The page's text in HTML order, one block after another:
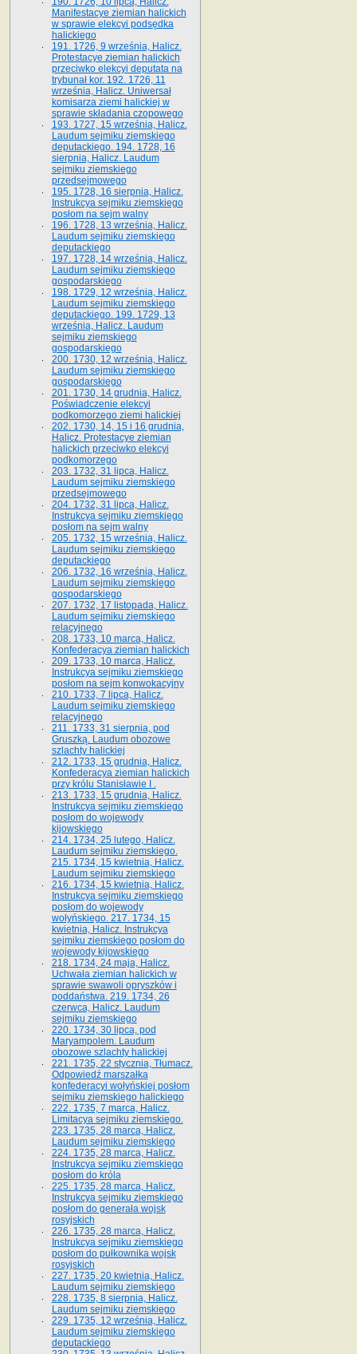
Manifestacye ziemian halickich
w sprawie elekcyi podsędka
halickiego
191. 1726, 9 września, Halicz.
Protestacye ziemian halickich
przeciwko elekcyi deputata na
trybunał kor. 192. 1726, 11
września, Halicz. Uniwersał
komisarza ziemi halickiej w
sprawie składania czopowego
193. 1727, 15 września, Halicz.
Laudum sejmiku ziemskiego
deputackiego. 194. 1728, 16
sierpnia, Halicz. Laudum
sejmiku ziemskiego
przedsejmowego
195. 1728, 16 sierpnia, Halicz.
Instrukcya sejmiku ziemskiego
posłom na sejm walny
196. 1728, 13 września, Halicz.
Laudum sejmiku ziemskiego
deputackiego
197. 1728, 14 września, Halicz.
Laudum sejmiku ziemskiego
gospodarskiego
198. 1729, 12 września, Halicz.
Laudum sejmiku ziemskiego
deputackiego. 199. 1729, 13
września, Halicz. Laudum
sejmiku ziemskiego
gospodarskiego
200. 1730, 12 września, Halicz.
Laudum sejmiku ziemskiego
gospodarskiego
201. 1730, 14 grudnia, Halicz.
Poświadczenie elekcyi
podkomorzego ziemi halickiej
202. 1730, 14, 15 i 16 grudnia,
Halicz. Protestacye ziemian
halickich przeciwko elekcyi
podkomorzego
203. 1732, 31 lipca, Halicz.
Laudum sejmiku ziemskiego
przedsejmowego
204. 1732, 31 lipca, Halicz.
Instrukcya sejmiku ziemskiego
posłom na sejm walny
205. 1732, 15 września, Halicz.
Laudum sejmiku ziemskiego
deputackiego
206. 1732, 16 września, Halicz.
Laudum sejmiku ziemskiego
gospodarskiego
207. 1732, 17 listopada, Halicz.
Laudum sejmiku ziemskiego
relacyjnego
208. 1733, 10 marca, Halicz.
Konfederacya ziemian halickich­
209. 1733, 10 marca, Halicz.
Instrukcya sejmiku ziemskiego
posłom na sejm konwokacyjny
210. 1733, 7 lipca, Halicz.
Laudum sejmiku ziemskiego
relacyjnego
211. 1733, 31 sierpnia, pod
Gruszką. Laudum obozowe
szlachty halickiej
212. 1733, 15 grudnia, Halicz.
Konfederacya ziemian halickich
przy królu Stanisławie I .
213. 1733, 15 grudnia, Halicz.
Instrukcya sejmiku ziemskiego
posłom do wojewody
kijowskiego
214. 1734, 25 lutego, Halicz.
Laudum sejmiku ziemskiego.
215. 1734, 15 kwietnia, Halicz.
Laudum sejmiku ziemskiego
216. 1734, 15 kwietnia, Halicz.
Instrukcya sejmiku ziemskiego
posłom do wojewody
wołyńskiego. 217. 1734, 15
kwietnia, Halicz. Instrukcya
sejmiku ziemskiego posłom do
wojewody kijowskiego
218. 1734, 24 maja, Halicz.
Uchwała ziemian halickich w
sprawie swawoli opryszków i
poddaństwa. 219. 1734, 26
czerwca, Halicz. Laudum
sejmiku ziemskiego
220. 1734, 30 lipca, pod
Maryampolem. Laudum
obozowe szlachty halickiej
221. 1735, 22 stycznia, Tłumacz.
Odpowiedź marszałka
konfederacyi wołyńskiej posłom
sejmiku ziemskiego halickiego
222. 1735, 7 marca, Halicz.
Limitacya sejmiku ziemskiego.
223. 1735, 28 marca, Halicz.
Laudum sejmiku ziemskiego
224. 1735, 28 marca, Halicz.
Instrukcya sejmiku ziemskiego
posłom do króla
225. 1735, 28 marca, Halicz.
Instrukcya sejmiku ziemskiego
posłom do generała wojsk
rosyjskich
226. 1735, 28 marca, Halicz.
Instrukcya sejmiku ziemskiego
posłom do pułkownika wojsk
rosyjskich
227. 1735, 20 kwietnia, Halicz.
Laudum sejmiku ziemskiego
228. 1735, 8 sierpnia, Halicz.
Laudum sejmiku ziemskiego
229. 1735, 12 września, Halicz.
Laudum sejmiku ziemskiego
deputackiego